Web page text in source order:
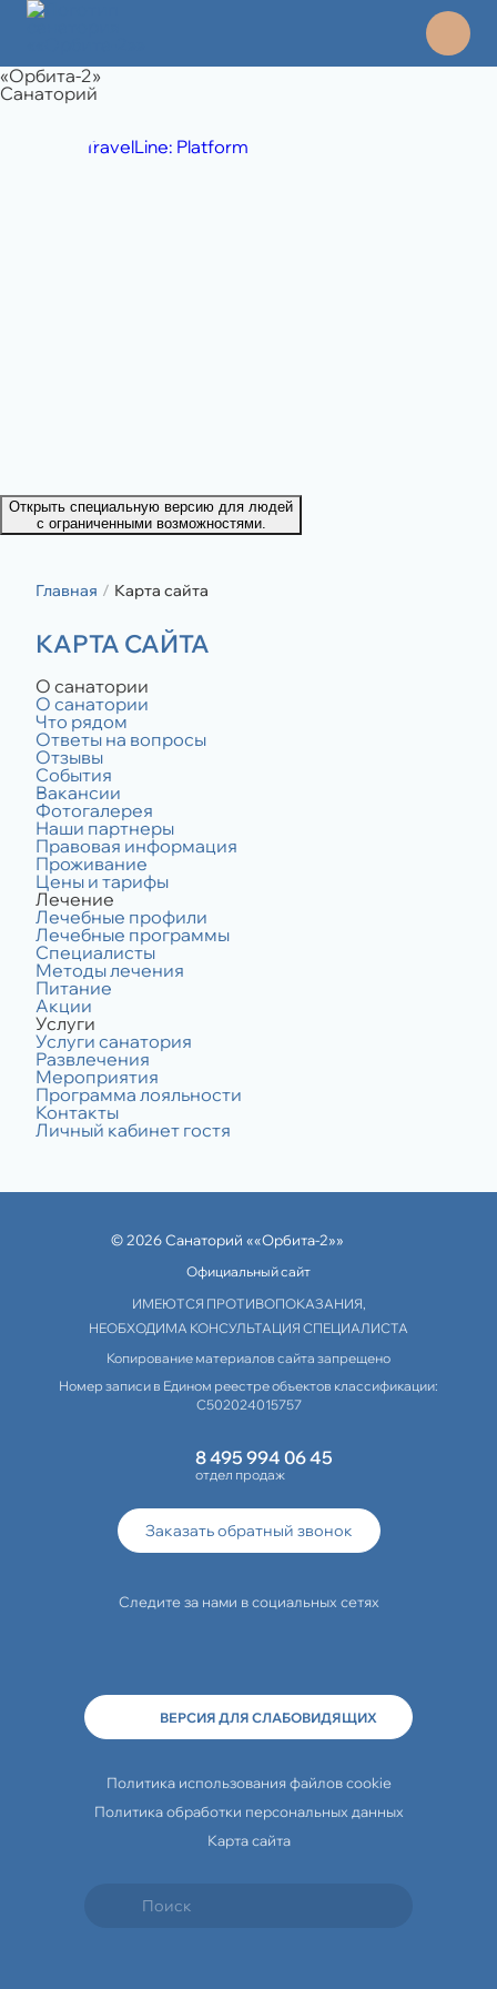
«Орбита-2»
Санаторий
8 495 994 06 45
TravelLine: Platform
Открыть специальную версию для людей
с ограниченными возможностями.
Главная Карта сайта
КАРТА САЙТА
О санатории
О санатории
Что рядом
Ответы на вопросы
Отзывы
События
Вакансии
Фотогалерея
Наши партнеры
Правовая информация
Проживание
Цены и тарифы
Лечение
Лечебные профили
Лечебные программы
Специалисты
Методы лечения
Питание
Акции
Услуги
Услуги санатория
Развлечения
Мероприятия
Программа лояльности
Контакты
Личный кабинет гостя
© 2026 Санаторий ««Орбита-2»»
Официальный сайт
ИМЕЮТСЯ ПРОТИВОПОКАЗАНИЯ,
НЕОБХОДИМА КОНСУЛЬТАЦИЯ СПЕЦИАЛИСТА
Копирование материалов сайта запрещено
Номер записи в Едином реестре объектов классификации:
С502024015757
8 495 994 06 45
отдел продаж
Заказать обратный звонок
Следите за нами в социальных сетях
ВЕРСИЯ ДЛЯ СЛАБОВИДЯЩИХ
Политика использования файлов cookie
Политика обработки персональных данных
Карта сайта